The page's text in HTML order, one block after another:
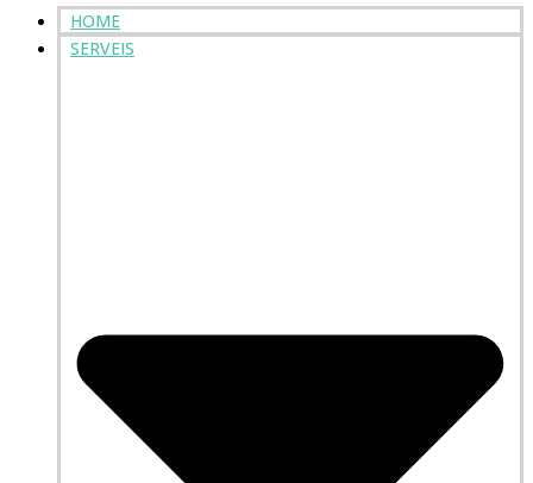
HOME
SERVEIS